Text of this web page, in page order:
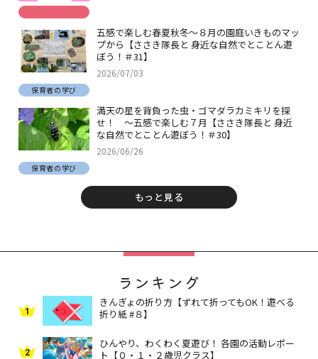
五感で楽しむ春夏秋冬～８月の園庭いきものマッ
プから【ささき隊長と 身近な自然でとことん遊
ぼう！＃31】
2026/07/03
保育者の学び
満天の星を背負った虫・ゴマダラカミキリを探
せ！ ～五感で楽しむ７月【ささき隊長と 身近
な自然でとことん遊ぼう！＃30】
2026/06/26
保育者の学び
もっと見る
ランキング
1
きんぎょの折り方【ずれて折ってもOK！遊べる
折り紙 #８】
2
ひんやり、わくわく夏遊び！ 各園の活動レポー
ト【０・１・２歳児クラス】